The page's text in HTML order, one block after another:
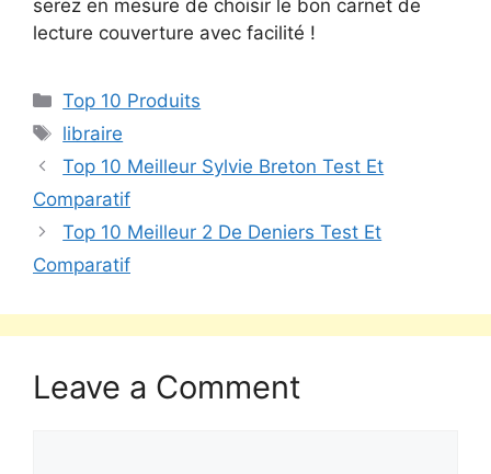
serez en mesure de choisir le bon carnet de
lecture couverture avec facilité !
Top 10 Produits
libraire
Top 10 Meilleur Sylvie Breton Test Et
Comparatif
Top 10 Meilleur 2 De Deniers Test Et
Comparatif
Leave a Comment